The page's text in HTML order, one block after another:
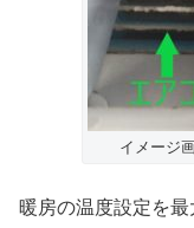
イメージ
暖房の温度設定を最